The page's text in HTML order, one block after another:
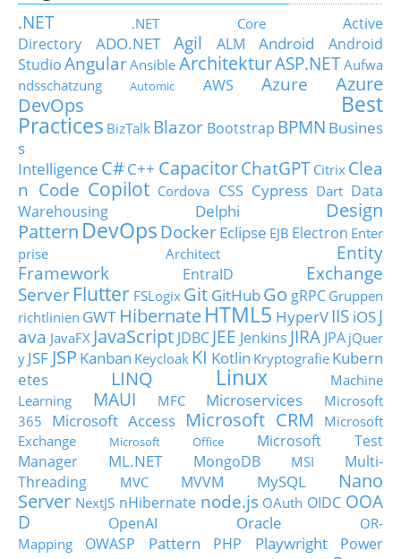
.NET .NET Core
Active
Directory
ADO.NET Agil ALM Android
Android
StudioAngularAnsible ArchitekturASP.NETAufwa
ndsschätzung
Automic AWS Azure
Azure
DevOps
Best
Practices BizTalk Blazor Bootstrap BPMN Busines
s
Intelligence C#C++ CapacitorChatGPT Citrix Clea
n Code Copilot Cordova CSS Cypress Dart Data
Warehousing
Delphi
Design
Pattern DevOps DockerEclipse EJB Electron Enter
prise Architect
Entity
Framework
EntraID
Exchange
Server Flutter FSLogix Git GitHubGo gRPC Gruppen
richtlinien GWT HibernateHTML5 HyperVIIS iOSJ
ava JavaFX JavaScript JDBC JEE Jenkins JIRA JPA jQuer
y JSF JSP Kanban Keycloak KI Kotlin Kryptografie Kubern
etes
LINQ Linux
Machine
Learning
MAUI MFC Microservices
Microsoft
365
Microsoft Access Microsoft CRM
Microsoft
Exchange
Microsoft Office
Microsoft Test
Manager
ML.NET MongoDB MSI
Multi-
Threading
MVC MVVM MySQL
Nano
Server NextJS nHibernate node.js OAuth OIDC OOA
D
OpenAI Oracle
OR-
Mapping
OWASP Pattern PHP Playwright
Power